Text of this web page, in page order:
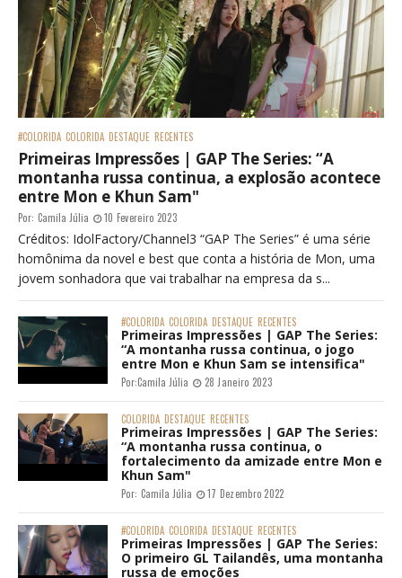
#COLORIDA COLORIDA DESTAQUE RECENTES
Primeiras Impressões | GAP The Series: “A
montanha russa continua, a explosão acontece
entre Mon e Khun Sam"
Por: Camila Júlia 10 Fevereiro 2023
Créditos: IdolFactory/Channel3 “GAP The Series” é uma série
homônima da novel e best que conta a história de Mon, uma
jovem sonhadora que vai trabalhar na empresa da s...
#COLORIDA COLORIDA DESTAQUE RECENTES
Primeiras Impressões | GAP The Series:
“A montanha russa continua, o jogo
entre Mon e Khun Sam se intensifica"
Por:Camila Júlia 28 Janeiro 2023
COLORIDA DESTAQUE RECENTES
Primeiras Impressões | GAP The Series:
“A montanha russa continua, o
fortalecimento da amizade entre Mon e
Khun Sam"
Por: Camila Júlia 17 Dezembro 2022
#COLORIDA COLORIDA DESTAQUE RECENTES
Primeiras Impressões | GAP The Series:
O primeiro GL Tailandês, uma montanha
russa de emoções